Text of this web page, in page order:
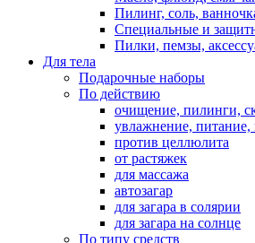
Пилинг, соль,
Специальные и
Пилки, пемзы,
Для тела
Подарочные наборы
По действию
очищение, пилинги,
увлажнение, питание,
против целлюлита
от растяжек
для массажа
автозагар
для загара в солярии
для загара на солнце
По типу средств